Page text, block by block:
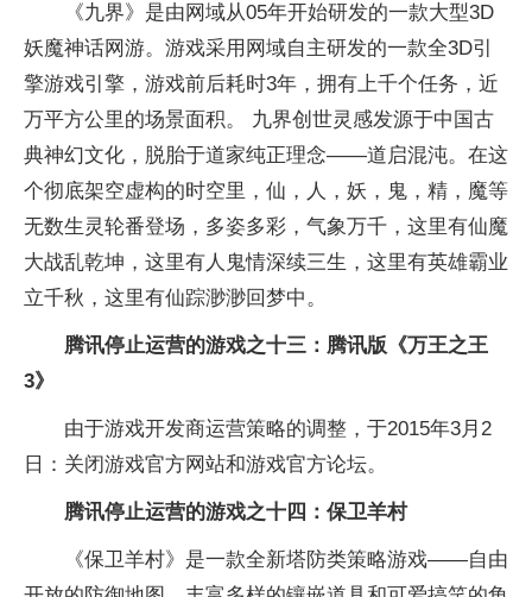
《九界》是由网域从05年开始研发的一款大型3D
妖魔神话网游。游戏采用网域自主研发的一款全3D引
擎游戏引擎，游戏前后耗时3年，拥有上千个任务，近
万平方公里的场景面积。 九界创世灵感发源于中国古
典神幻文化，脱胎于道家纯正理念——道启混沌。在这
个彻底架空虚构的时空里，仙，人，妖，鬼，精，魔等
无数生灵轮番登场，多姿多彩，气象万千，这里有仙魔
大战乱乾坤，这里有人鬼情深续三生，这里有英雄霸业
立千秋，这里有仙踪渺渺回梦中。
腾讯停止运营的游戏之十三：腾讯版《万王之王
3》
由于游戏开发商运营策略的调整，于2015年3月2
日：关闭游戏官方网站和游戏官方论坛。
腾讯停止运营的游戏之十四：保卫羊村
《保卫羊村》是一款全新塔防类策略游戏——自由